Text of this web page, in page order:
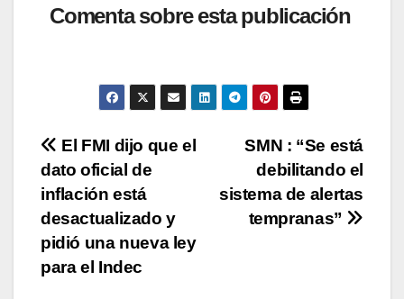
at
p
c
b
o
o
k
tt
p
Li
n
k
m
ar
tir
Comenta sobre esta publicación
Navegación
de
entradas
SMN : “Se está
debilitando el
sistema de alertas
tempranas”
El FMI dijo que el
dato oficial de
inflación está
desactualizado y
pidió una nueva ley
para el Indec